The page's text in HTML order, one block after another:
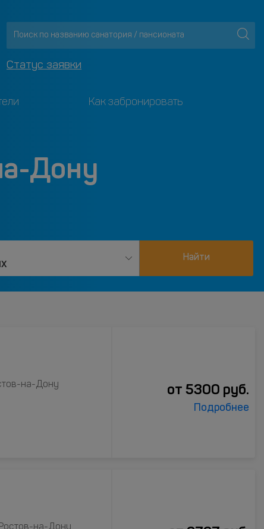
Статус заявки
Как забронировать
Дону
Найти
на-Дону от 5300 руб.
Подробнее